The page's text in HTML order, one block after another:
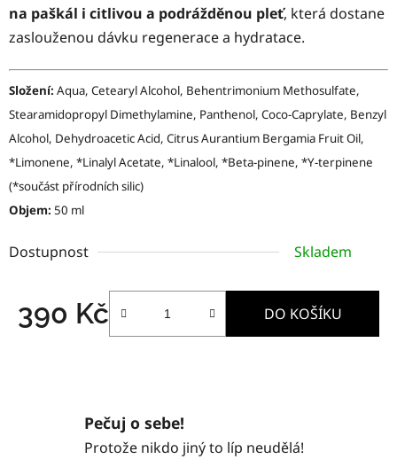
na paškál i citlivou a podrážděnou pleť, která dostane
zaslouženou dávku regenerace a hydratace.
Složení: Aqua, Cetearyl Alcohol, Behentrimonium Methosulfate,
Stearamidopropyl Dimethylamine, Panthenol, Coco-Caprylate, Benzyl
Alcohol, Dehydroacetic Acid, Citrus Aurantium Bergamia Fruit Oil,
*Limonene, *Linalyl Acetate, *Linalool, *Beta-pinene, *Y-terpinene
(*součást přírodních silic)
Objem: 50 ml
Dostupnost Skladem
390 Kč DO KOŠÍKU
Pečuj o sebe!
Protože nikdo jiný to líp neudělá!